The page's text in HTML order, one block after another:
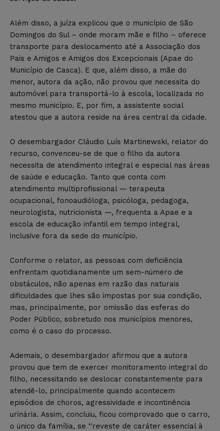
Além disso, a juíza explicou que o município de São
Domingos do Sul – onde moram mãe e filho – oferece
transporte para deslocamento até a Associação dos
Pais e Amigos e Amigos dos Excepcionais (Apae do
Município de Casca). E que, além disso, a mãe do
menor, autora da ação, não provou que necessita do
automóvel para transportá-lo à escola, localizada no
mesmo município. E, por fim, a assistente social
atestou que a autora reside na área central da cidade.
O desembargador Cláudio Luís Martinewski, relator do
recurso, convenceu-se de que o filho da autora
necessita de atendimento integral e especial nas áreas
de saúde e educação. Tanto que conta com
atendimento multiprofissional — terapeuta
ocupacional, fonoaudióloga, psicóloga, pedagoga,
neurologista, nutricionista —, frequenta a Apae e a
escola de educação infantil em tempo integral,
inclusive fora da sede do município.
Conforme o relator, as pessoas com deficiência
enfrentam quotidianamente um sem-número de
obstáculos, não apenas em razão das naturais
dificuldades que lhes são impostas por sua condição,
mas, principalmente, por omissão das esferas do
Poder Público, sobretudo nos municípios menores,
como é o caso do processo.
Ademais, o desembargador afirmou que a autora
provou que tem de exercer monitoramento integral do
filho, necessitando se deslocar constantemente para
atendê-lo, principalmente quando acontecem
episódios de choros, agressividade e incontinência
urinária. Assim, concluiu, ficou comprovado que o carro,
o único da família, se ‘‘reveste de caráter essencial à